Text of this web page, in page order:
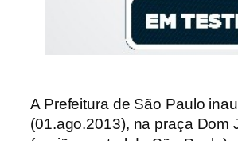
A Prefeitura de São Paulo
(01.ago.2013), na praça Dom